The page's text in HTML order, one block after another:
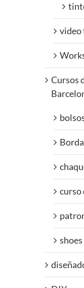
video
Cursos
curso
shoes